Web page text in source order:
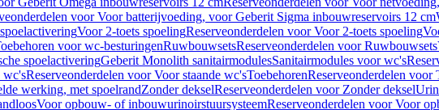
voor Voor batterijvoeding, voor Geberit Sigma inbouwreservoirs 12 cm
Voor 2-toets spoelingReserveonderdelen voor Voor 2-toets spoeling
voor wc-besturingenRuwbouwsetsReserveonderdelen voor Ruwbouwsets
spoelactiveringGeberit Monolith sanitairmodulesSanitairmodules voor wc's
wc'sReserveonderdelen voor Voor staande wc'sToebehorenReserveonderdelen voor
werking, met spoelrandZonder dekselReserveonderdelen voor Zonder deksel
Voor opbouw- of inbouwurinoirstuursysteemReserveonderdelen voor Voor